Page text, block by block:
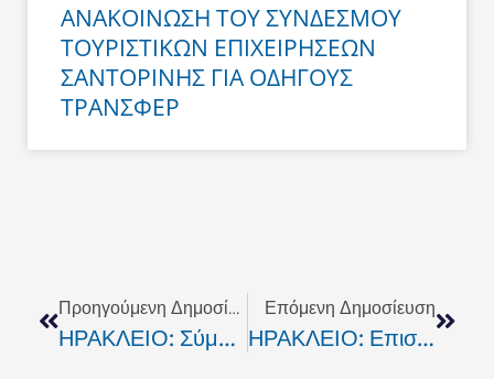
ΑΝΑΚΟΙΝΩΣΗ ΤΟΥ ΣΥΝΔΕΣΜΟΥ
ΤΟΥΡΙΣΤΙΚΩΝ ΕΠΙΧΕΙΡΗΣΕΩΝ
ΣΑΝΤΟΡΙΝΗΣ ΓΙΑ ΟΔΗΓΟΥΣ
ΤΡΑΝΣΦΕΡ
Προηγούμενη Δημοσίευση
ΗΡΑΚΛΕΙΟ: Σύμβαση Για Τη Βελτίωση Του Δρόμου Γεργέρης – Δάσος Ρούβα – Σκίνακα
Επόμενη Δημοσίευση
ΗΡΑΚΛΕΙΟ: Επιστολή Της Κ.Σχοιναράκη Προς Τον Υπουργό ΠΕ.ΧΩ.ΔΕ. Για Το ΒΟΑΚ